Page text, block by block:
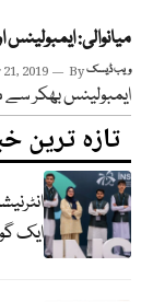
میانوالی: ایمبولینس اور
2019 Byویب ڈیسک
ایمبولینس بھکر سے
تازہ ترین
ایک